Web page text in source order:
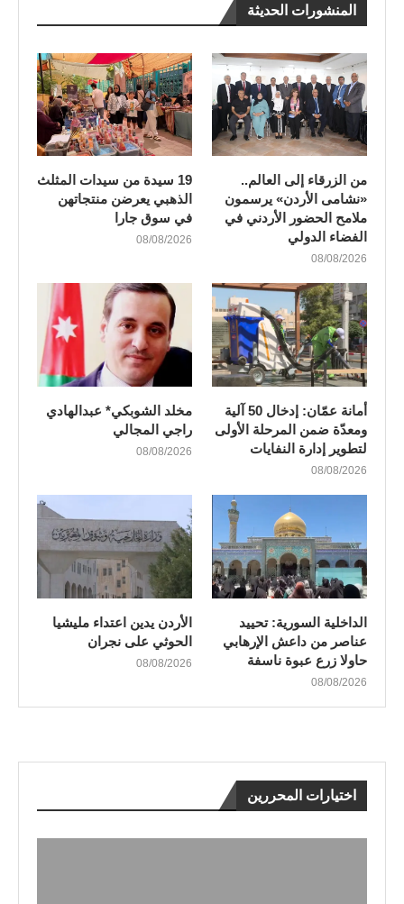
المنشورات الحديثة
من الزرقاء إلى العالم..
«نشامى الأردن» يرسمون
ملامح الحضور الأردني في
الفضاء الدولي
08/08/2026
19 سيدة من سيدات المثلث
الذهبي يعرضن منتجاتهن
في سوق جارا
08/08/2026
أمانة عمّان: إدخال 50 آلية
ومعدّة ضمن المرحلة الأولى
لتطوير إدارة النفايات
08/08/2026
مخلد الشوبكي* عبدالهادي
راجي المجالي
08/08/2026
الداخلية السورية: تحييد
عناصر من داعش الإرهابي
حاولا زرع عبوة ناسفة
08/08/2026
الأردن يدين اعتداء مليشيا
الحوثي على نجران
08/08/2026
اختيارات المحررين